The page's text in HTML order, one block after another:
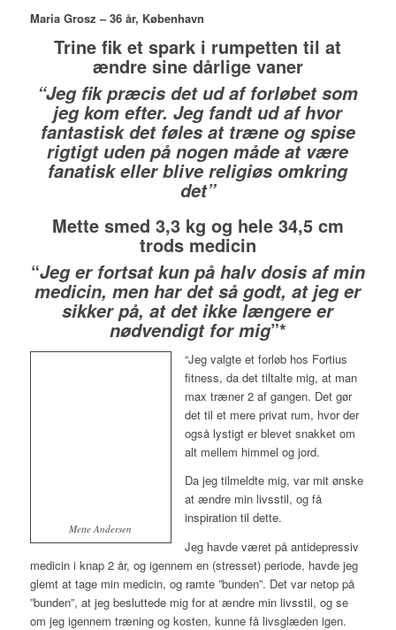
Maria Grosz – 36 år, København
Trine fik et spark i rumpetten til at
ændre sine dårlige vaner
“Jeg fik præcis det ud af forløbet som
jeg kom efter. Jeg fandt ud af hvor
fantastisk det føles at træne og spise
rigtigt uden på nogen måde at være
fanatisk eller blive religiøs omkring
det”
Mette smed 3,3 kg og hele 34,5 cm
trods medicin
“Jeg er fortsat kun på halv dosis af min
medicin, men har det så godt, at jeg er
sikker på, at det ikke længere er
nødvendigt for mig”*
Mette Andersen
“Jeg valgte et forløb hos Fortius
fitness, da det tiltalte mig, at man
max træner 2 af gangen. Det gør
det til et mere privat rum, hvor der
også lystigt er blevet snakket om
alt mellem himmel og jord.
Da jeg tilmeldte mig, var mit ønske
at ændre min livsstil, og få
inspiration til dette.
Jeg havde været på antidepressiv
medicin i knap 2 år, og igennem en (stresset) periode, havde jeg
glemt at tage min medicin, og ramte ”bunden”. Det var netop på
”bunden”, at jeg besluttede mig for at ændre min livsstil, og se
om jeg igennem træning og kosten, kunne få livsglæden igen.